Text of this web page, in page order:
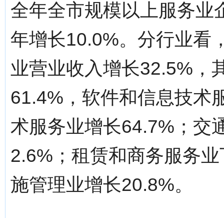
全年全市规模以上服务业
年增长10.0%。分行业看
业营业收入增长32.5%，
61.4%，软件和信息技术
术服务业增长64.7%；交
2.6%；租赁和商务服务
施管理业增长20.8%。